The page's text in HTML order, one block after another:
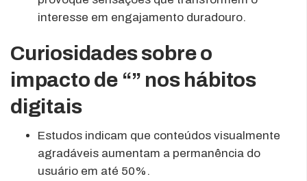
interesse em engajamento duradouro.
Curiosidades sobre o
impacto de “” nos hábitos
digitais
Estudos indicam que conteúdos visualmente
agradáveis aumentam a permanência do
usuário em até 50%.